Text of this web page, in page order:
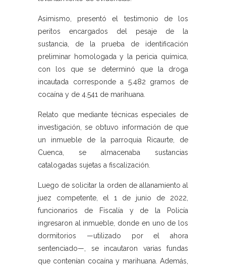
Asimismo, presentó el testimonio de los
peritos encargados del pesaje de la
sustancia, de la prueba de identificación
preliminar homologada y la pericia química,
con los que se determinó que la droga
incautada corresponde a 5.482 gramos de
cocaína y de 4.541 de marihuana.
Relato que mediante técnicas especiales de
investigación, se obtuvo información de que
un inmueble de la parroquia Ricaurte, de
Cuenca, se almacenaba sustancias
catalogadas sujetas a fiscalización.
Luego de solicitar la orden de allanamiento al
juez competente, el 1 de junio de 2022,
funcionarios de Fiscalía y de la Policía
ingresaron al inmueble, donde en uno de los
dormitorios —utilizado por el ahora
sentenciado—, se incautaron varias fundas
que contenían cocaína y marihuana. Además,